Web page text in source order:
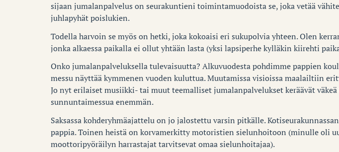
sijaan jumalanpalvelus on seurakuntieni toimintamuodoista se, joka vetää
juhlapyhät poislukien.
Todella harvoin se myös on hetki, joka kokoaisi eri sukupolvia yhteen. Olen
jonka alkaessa paikalla ei ollut yhtään lasta (yksi lapsiperhe kylläkin kiirehti
Onko jumalanpalveluksella tulevaisuutta? Alkuvuodesta pohdimme pappien
messu näyttää kymmenen vuoden kuluttua. Muutamissa visioissa maalailtiin
Jo nyt erilaiset musiikki- tai muut teemalliset jumalanpalvelukset keräävät
sunnuntaimessua enemmän.
Saksassa kohderyhmäajattelu on jo jalostettu varsin pitkälle.
pappia. Toinen heistä on korvamerkitty motoristien sielunhoitoon (minulle oli
moottoripyöräilyn harrastajat tarvitsevat omaa sielunhoitajaa).